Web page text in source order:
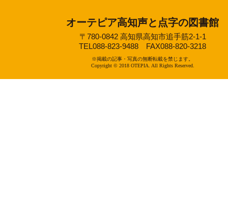
オーテピア高知声と点字の図書館
〒780-0842 高知県高知市追手筋2-1-1
TEL088-823-9488 FAX088-820-3218
※掲載の記事・写真の無断転載を禁じます。
Copyright © 2018 OTEPIA. All Rights Reserved.